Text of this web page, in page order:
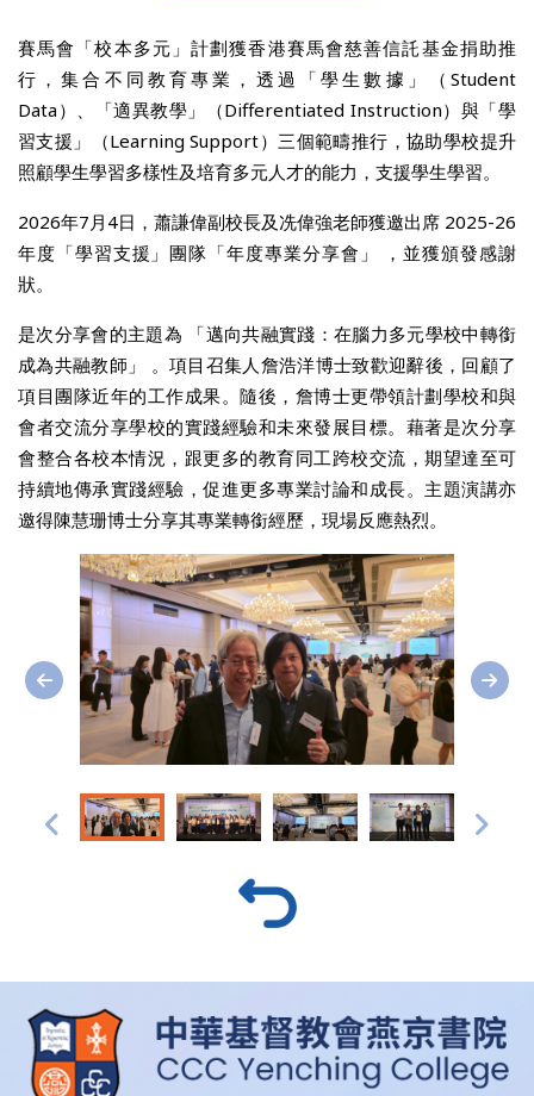
賽馬會「校本多元」計劃獲香港賽馬會慈善信託基金捐助推
行，集合不同教育專業，透過「學生數據」（Student
Data）、「適異教學」（Differentiated Instruction）與「學
習支援」（Learning Support）三個範疇推行，協助學校提升
照顧學生學習多樣性及培育多元人才的能力，支援學生學習。
2026年7月4日，蕭謙偉副校長及冼偉強老師獲邀出席 2025-26
年度「學習支援」團隊「年度專業分享會」 ，並獲頒發感謝
狀。
是次分享會的主題為 「邁向共融實踐：在腦力多元學校中轉銜
成為共融教師」 。項目召集人詹浩洋博士致歡迎辭後，回顧了
項目團隊近年的工作成果。隨後，詹博士更帶領計劃學校和與
會者交流分享學校的實踐經驗和未來發展目標。藉著是次分享
會整合各校本情況，跟更多的教育同工跨校交流，期望達至可
持續地傳承實踐經驗，促進更多專業討論和成長。主題演講亦
邀得陳慧珊博士分享其專業轉銜經歷，現場反應熱烈。